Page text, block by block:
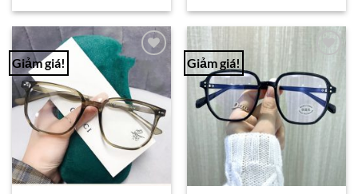
Giảm giá!
Add to
Giảm giá!
Wishlist